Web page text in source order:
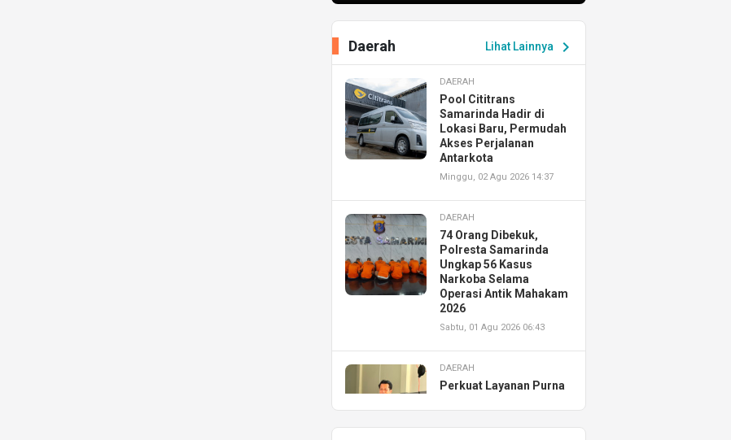
Lihat Lainnya chevron_right
Daerah
DAERAH
Pool Cititrans
Samarinda Hadir di
Lokasi Baru, Permudah
Akses Perjalanan
Antarkota
Minggu, 02 Agu 2026 14:37
DAERAH
74 Orang Dibekuk,
Polresta Samarinda
Ungkap 56 Kasus
Narkoba Selama
Operasi Antik Mahakam
2026
Sabtu, 01 Agu 2026 06:43
DAERAH
Perkuat Layanan Purna
Resmikan AHASS